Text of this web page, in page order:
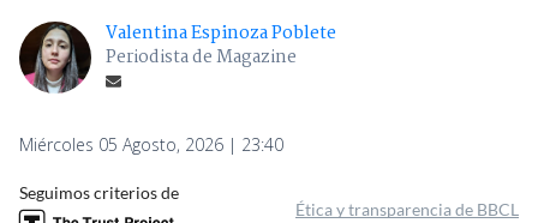
Valentina Espinoza Poblete
Periodista de Magazine
Miércoles 05 Agosto, 2026 | 23:40
Seguimos criterios de
Ética y transparencia de BBCL